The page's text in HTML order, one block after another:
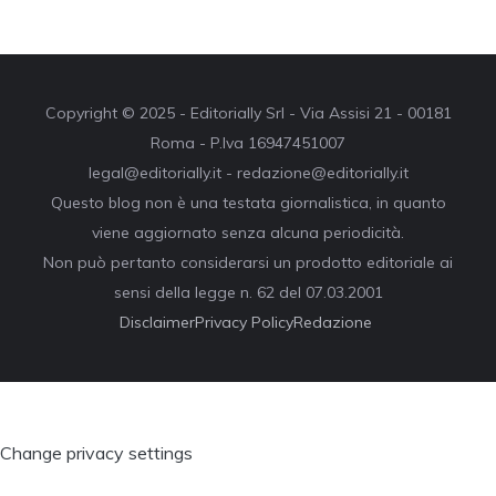
Copyright © 2025 - Editorially Srl - Via Assisi 21 - 00181
Roma - P.Iva 16947451007
legal@editorially.it - redazione@editorially.it
Questo blog non è una testata giornalistica, in quanto
viene aggiornato senza alcuna periodicità.
Non può pertanto considerarsi un prodotto editoriale ai
sensi della legge n. 62 del 07.03.2001
DisclaimerPrivacy PolicyRedazione
Change privacy settings